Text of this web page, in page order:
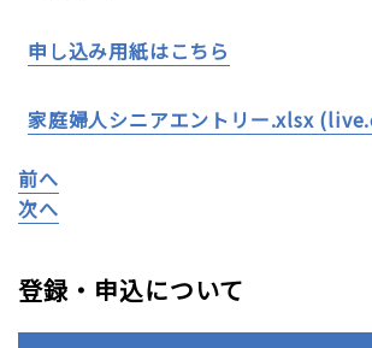
申し込み用紙はこちら
家庭婦人シニアエントリー.xlsx
前へ
次へ
登録・申込について